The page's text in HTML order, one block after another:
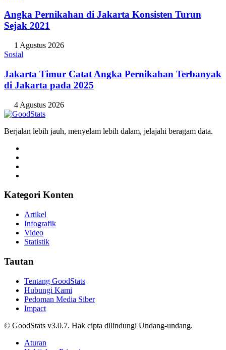
Angka Pernikahan di Jakarta Konsisten Turun
Sejak 2021
1 Agustus 2026
Sosial
Jakarta Timur Catat Angka Pernikahan Terbanyak
di Jakarta pada 2025
4 Agustus 2026
Berjalan lebih jauh, menyelam lebih dalam, jelajahi beragam data.
Kategori Konten
Artikel
Infografik
Video
Statistik
Tautan
Tentang GoodStats
Hubungi Kami
Pedoman Media Siber
Impact
© GoodStats v3.0.7. Hak cipta dilindungi Undang-undang.
Aturan